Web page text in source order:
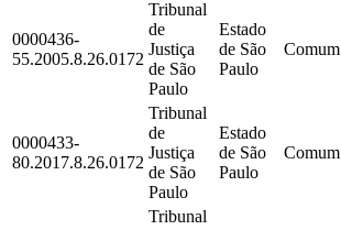
0000436-
55.2005.8.26.0172
Tribunal
de
Justiça
de São
Paulo
Estado
de São
Paulo
Comum
0000433-
80.2017.8.26.0172
Tribunal
de
Justiça
de São
Paulo
Estado
de São
Paulo
Comum
Tribunal